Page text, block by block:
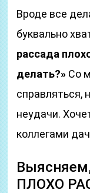
Вроде все
буквально
рассада
делать?» Со
справляться,
неудачи.
коллегами
ПЛОХО